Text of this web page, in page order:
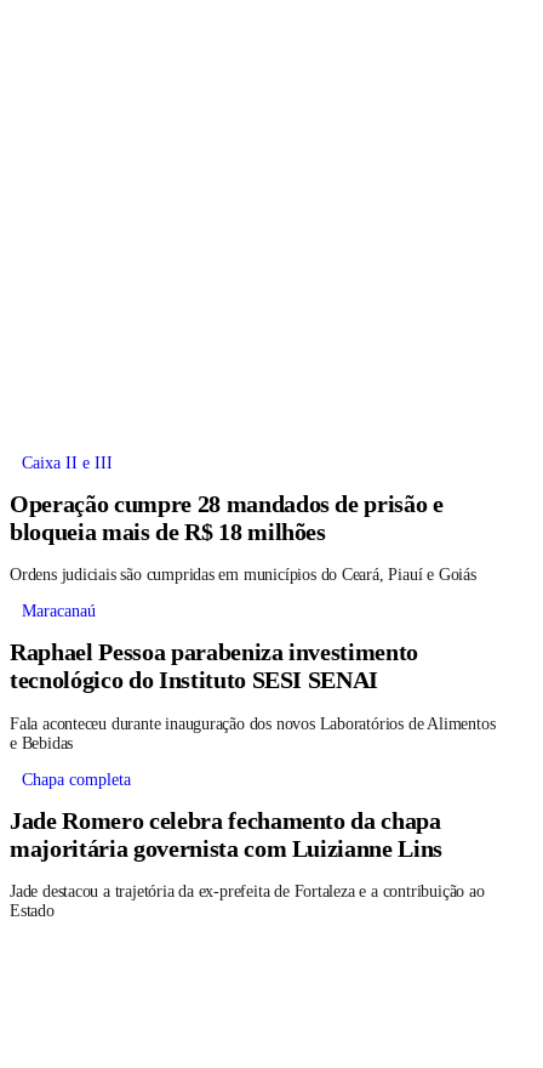
Caixa II e III
Operação cumpre 28 mandados de prisão e
bloqueia mais de R$ 18 milhões
Ordens judiciais são cumpridas em municípios do Ceará, Piauí e Goiás
Maracanaú
Raphael Pessoa parabeniza investimento
tecnológico do Instituto SESI SENAI
Fala aconteceu durante inauguração dos novos Laboratórios de Alimentos
e Bebidas
Chapa completa
Jade Romero celebra fechamento da chapa
majoritária governista com Luizianne Lins
Jade destacou a trajetória da ex-prefeita de Fortaleza e a contribuição ao
Estado